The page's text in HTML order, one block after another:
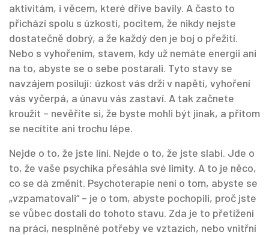
aktivitám, i věcem, které dříve bavily. A často to
přichází spolu s úzkostí, pocitem, že nikdy nejste
dostatečně dobrý, a že každý den je boj o přežití.
Nebo s vyhořením, stavem, kdy už nemáte energii ani
na to, abyste se o sebe postarali. Tyto stavy se
navzájem posilují: úzkost vás drží v napětí, vyhoření
vás vyčerpá, a únavu vás zastaví. A tak začnete
kroužit – nevěříte si, že byste mohli být jinak, a přitom
se necítíte ani trochu lépe.
Nejde o to, že jste líní. Nejde o to, že jste slabí. Jde o
to, že vaše psychika přesáhla své limity. A to je něco,
co se dá změnit. Psychoterapie není o tom, abyste se
„vzpamatovali“ – je o tom, abyste pochopili, proč jste
se vůbec dostali do tohoto stavu. Zda je to přetížení
na práci, nesplněné potřeby ve vztazích, nebo vnitřní